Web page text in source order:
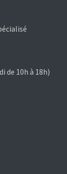
de 10h à 18h)